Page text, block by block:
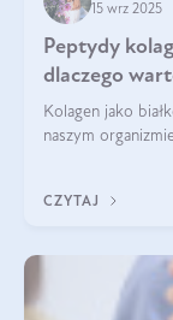
15 wrz 2025
Peptydy
dlaczego
Kolagen jako
naszym
bardziej
CZYTAJ